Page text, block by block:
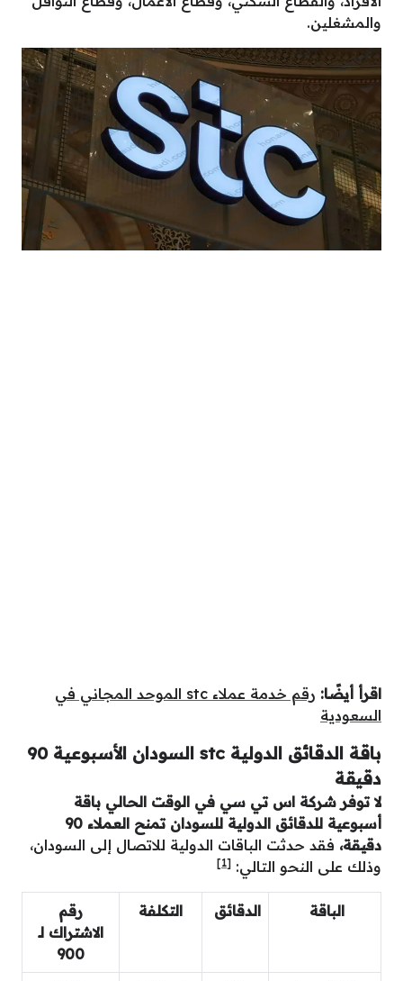
والمشغلين.
اقرأ أيضًا:
رقم خدمة عملاء stc الموحد المجاني في
السعودية
باقة الدقائق الدولية stc السودان الأسبوعية 90
دقيقة
لا توفر شركة اس تي سي في الوقت الحالي باقة
أسبوعية للدقائق الدولية للسودان تمنح العملاء 90
دقيقة، فقد حدثت الباقات الدولية للاتصال إلى السودان،
وذلك على النحو التالي: [1]
الباقة الدقائق التكلفة
رقم
الاشتراك لـ
900